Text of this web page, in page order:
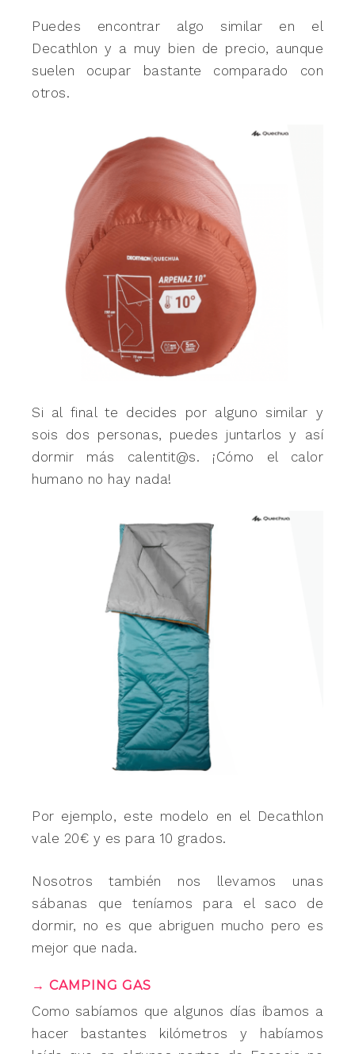
Puedes encontrar algo similar en el
Decathlon y a muy bien de precio, aunque
suelen ocupar bastante comparado con
otros.
Si al final te decides por alguno similar y
sois dos personas, puedes juntarlos y así
dormir más calentit@s. ¡Cómo el calor
humano no hay nada!
Por ejemplo, este modelo en el Decathlon
vale 20€ y es para 10 grados.
Nosotros también nos llevamos unas
sábanas que teníamos para el saco de
dormir, no es que abriguen mucho pero es
mejor que nada.
→ CAMPING GAS
Como sabíamos que algunos días íbamos a
hacer bastantes kilómetros y habíamos